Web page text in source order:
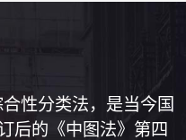
性分类法，是当今国
后的《中图法》第四